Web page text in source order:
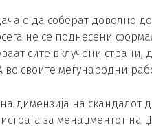
е да соберат доволно
не се поднесени
сите вклучени страни,
во своите меѓународни
димензија на скандалот
за менаџментот